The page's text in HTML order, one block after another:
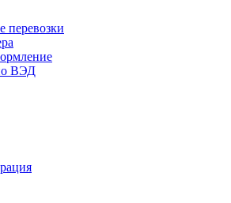
перевозки
ВЭД